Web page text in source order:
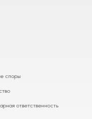
споры
ответственность